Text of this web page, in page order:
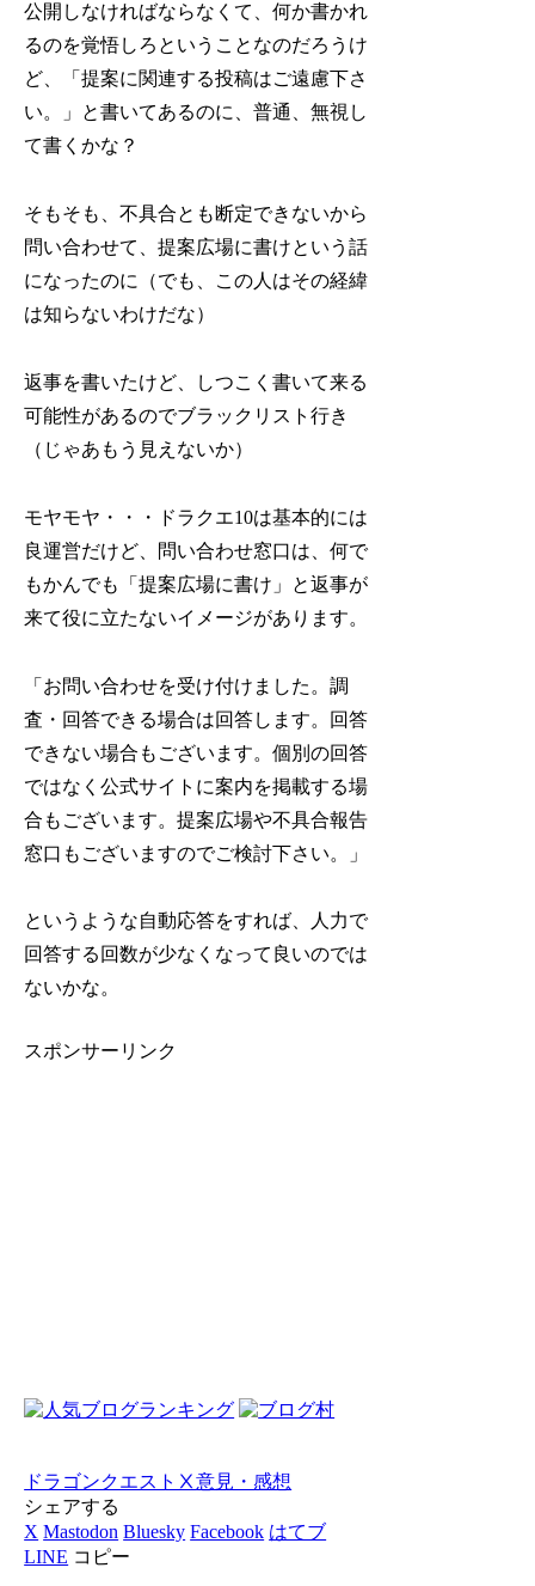
公開しなければならなくて、何か書かれ
るのを覚悟しろということなのだろうけ
ど、「提案に関連する投稿はご遠慮下さ
い。」と書いてあるのに、普通、無視し
て書くかな？
そもそも、不具合とも断定できないから
問い合わせて、提案広場に書けという話
になったのに（でも、この人はその経緯
は知らないわけだな）
返事を書いたけど、しつこく書いて来る
可能性があるのでブラックリスト行き
（じゃあもう見えないか）
モヤモヤ・・・ドラクエ10は基本的には
良運営だけど、問い合わせ窓口は、何で
もかんでも「提案広場に書け」と返事が
来て役に立たないイメージがあります。
「お問い合わせを受け付けました。調
査・回答できる場合は回答します。回答
できない場合もございます。個別の回答
ではなく公式サイトに案内を掲載する場
合もございます。提案広場や不具合報告
窓口もございますのでご検討下さい。」
というような自動応答をすれば、人力で
回答する回数が少なくなって良いのでは
ないかな。
スポンサーリンク
ドラゴンクエストⅩ意見・感想
シェアする
X Mastodon Bluesky Facebook はてブ
LINE コピー